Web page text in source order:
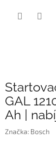
GAL
Ah |
Značka: Bosch